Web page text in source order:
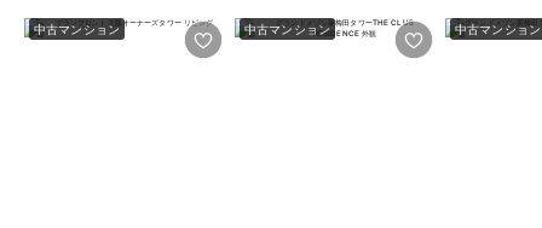
中古マンション 中古マンション 中古マンション